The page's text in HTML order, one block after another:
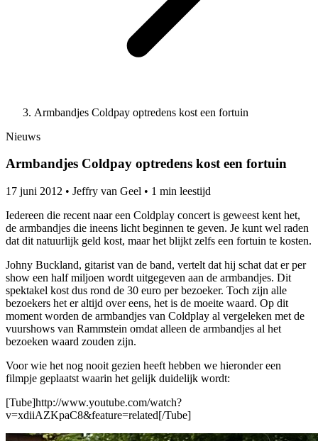
Armbandjes Coldpay optredens kost een fortuin
Nieuws
Armbandjes Coldpay optredens kost een fortuin
17 juni 2012 • Jeffry van Geel • 1 min leestijd
Iedereen die recent naar een Coldplay concert is geweest kent het,
de armbandjes die ineens licht beginnen te geven. Je kunt wel raden
dat dit natuurlijk geld kost, maar het blijkt zelfs een fortuin te kosten.
Johny Buckland, gitarist van de band, vertelt dat hij schat dat er per
show een half miljoen wordt uitgegeven aan de armbandjes. Dit
spektakel kost dus rond de 30 euro per bezoeker. Toch zijn alle
bezoekers het er altijd over eens, het is de moeite waard. Op dit
moment worden de armbandjes van Coldplay al vergeleken met de
vuurshows van Rammstein omdat alleen de armbandjes al het
bezoeken waard zouden zijn.
Voor wie het nog nooit gezien heeft hebben we hieronder een
filmpje geplaatst waarin het gelijk duidelijk wordt:
[Tube]http://www.youtube.com/watch?
v=xdiiAZKpaC8&feature=related[/Tube]